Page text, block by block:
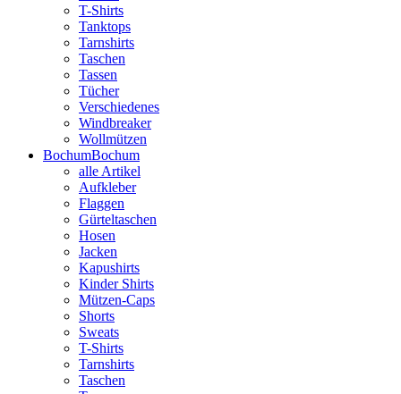
T-Shirts
Tanktops
Tarnshirts
Taschen
Tassen
Tücher
Verschiedenes
Windbreaker
Wollmützen
BochumBochum
alle Artikel
Aufkleber
Flaggen
Gürteltaschen
Hosen
Jacken
Kapushirts
Kinder Shirts
Mützen-Caps
Shorts
Sweats
T-Shirts
Tarnshirts
Taschen